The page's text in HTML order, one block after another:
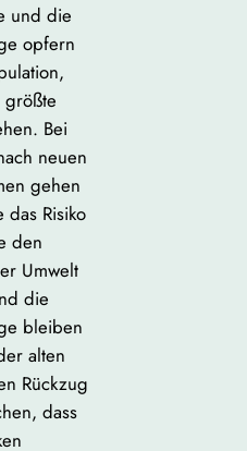
und die
opfern
größte
Bei
neuen
gehen
Risiko
den
Umwelt
die
bleiben
alten
Rückzug
dass